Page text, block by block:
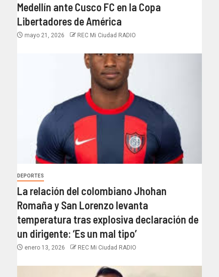
Medellín ante Cusco FC en la Copa
Libertadores de América
mayo 21, 2026 REC Mi Ciudad RADIO
DEPORTES
La relación del colombiano Jhohan
Romaña y San Lorenzo levanta
temperatura tras explosiva declaración de
un dirigente: ‘Es un mal tipo’
enero 13, 2026 REC Mi Ciudad RADIO